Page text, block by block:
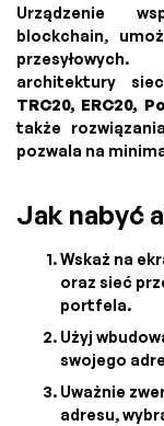
Urządzenie
blockchain,
architektury
TRC20, ERC20,
także
pozwala na
Jak nabyć
Wskaż na
oraz sieć
portfela.
Użyj
swojego
Uważnie
adresu,